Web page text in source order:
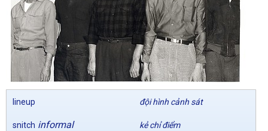
lineup đội hình cảnh sát
snitch informal kẻ chỉ điểm